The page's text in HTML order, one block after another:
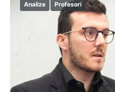
Analize Profesori